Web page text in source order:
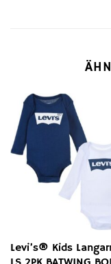
Levi’s® Kids